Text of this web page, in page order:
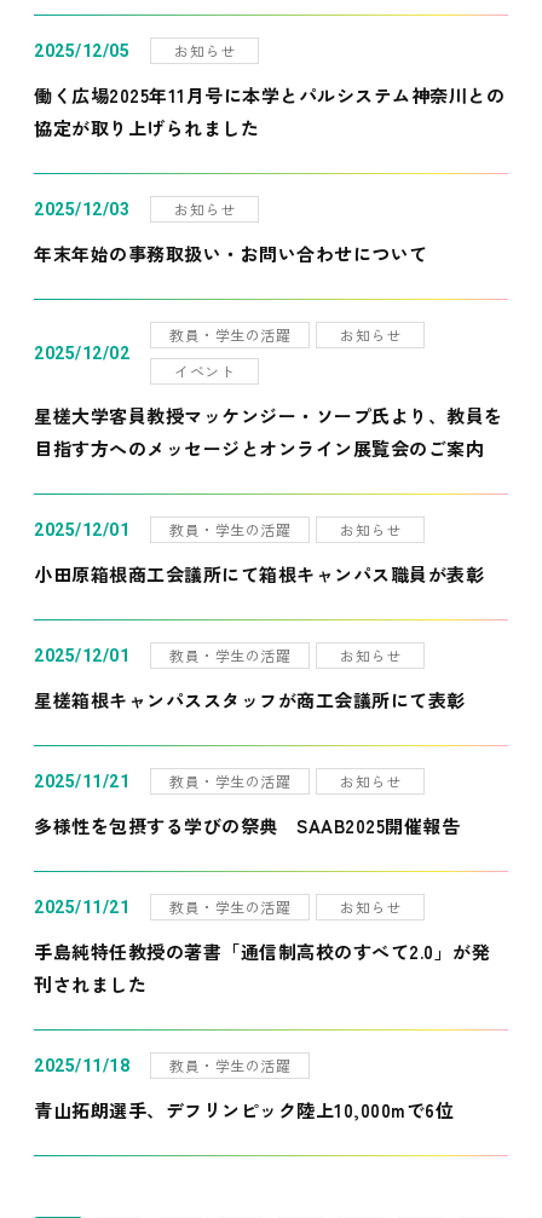
2025/12/05 お知らせ
働く広場2025年11月号に本学とパルシステム神奈川との
協定が取り上げられました
2025/12/03 お知らせ
年末年始の事務取扱い・お問い合わせについて
2025/12/02
教員・学生の活躍
お知らせ
イベント
星槎大学客員教授マッケンジー・ソープ氏より、教員を
目指す方へのメッセージとオンライン展覧会のご案内
2025/12/01 教員・学生の活躍 お知らせ
小田原箱根商工会議所にて箱根キャンパス職員が表彰
2025/12/01 教員・学生の活躍 お知らせ
星槎箱根キャンパススタッフが商工会議所にて表彰
2025/11/21 教員・学生の活躍 お知らせ
多様性を包摂する学びの祭典 SAAB2025開催報告
2025/11/21 教員・学生の活躍 お知らせ
手島純特任教授の著書「通信制高校のすべて2.0」が発
刊されました
2025/11/18 教員・学生の活躍
青山拓朗選手、デフリンピック陸上10,000mで6位